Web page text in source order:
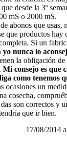
desde la 3º
mS o 2000 mS.
abonos que usas,
que productos hay
Si un
yo nunca lo
la obligación
Mi consejo es que
como tenemos
ocasiones un
cosecha,
son correctos y
que ir bien.
17/08/2014